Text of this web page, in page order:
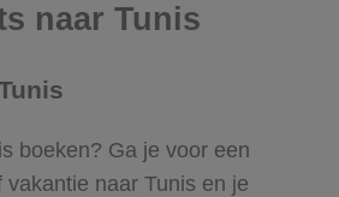
naar Tunis
boeken? Ga je voor een
naar Tunis en je